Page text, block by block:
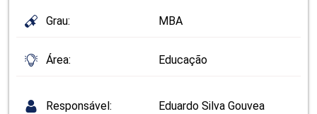
Grau: MBA
Área: Educação
Responsável: Eduardo Silva Gouvea